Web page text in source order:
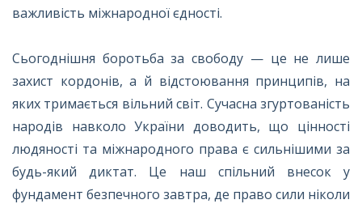
важливість міжнародної єдності.
Сьогоднішня боротьба за свободу — це не лише
захист кордонів, а й відстоювання принципів, на
яких тримається вільний світ. Сучасна згуртованість
народів навколо України доводить, що цінності
людяності та міжнародного права є сильнішими за
будь-який диктат. Це наш спільний внесок у
фундамент безпечного завтра, де право сили ніколи